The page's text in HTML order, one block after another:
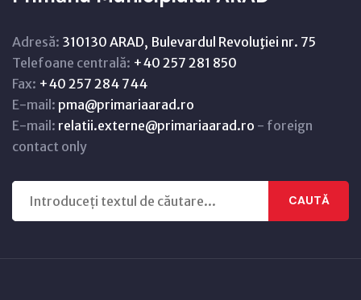
Adresă: 310130 ARAD, Bulevardul Revoluţiei nr. 75
Telefoane centrală: +40 257 281 850
Fax: +40 257 284 744
E-mail: pma@primariaarad.ro
E-mail: relatii.externe@primariaarad.ro - foreign
contact only
CAUTĂ